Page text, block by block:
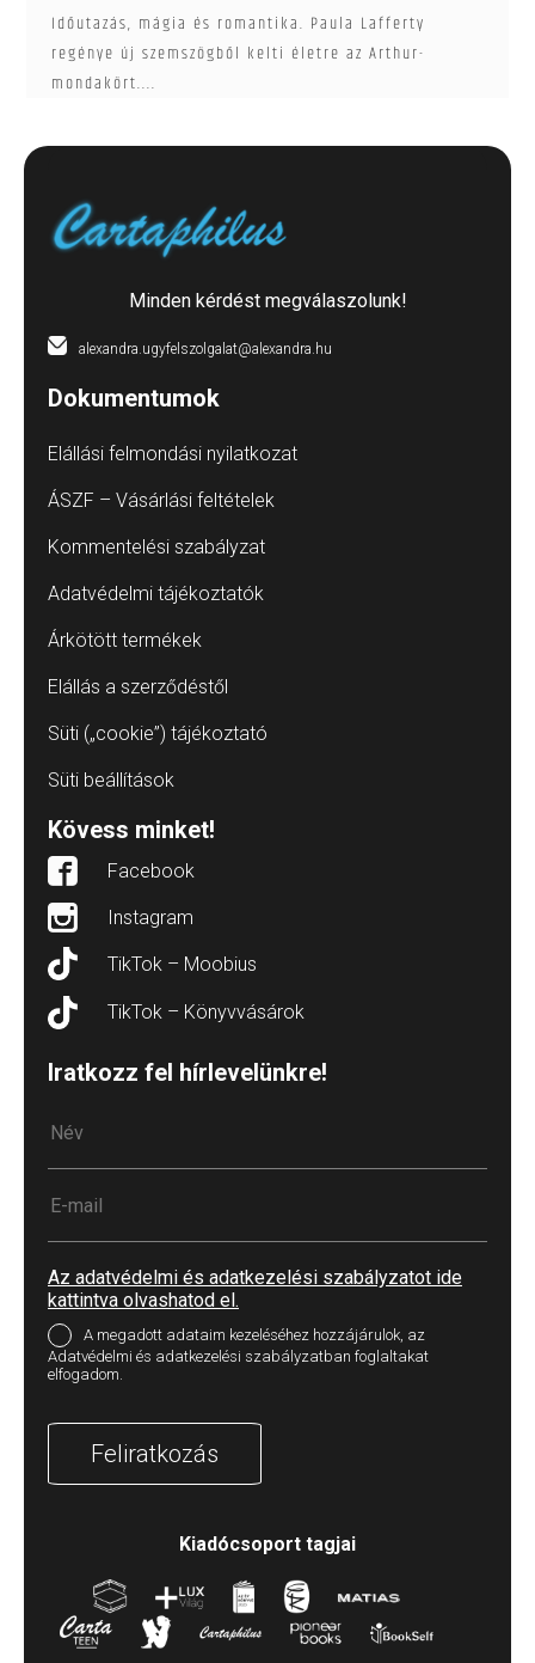
Időutazás, mágia és romantika. Paula Lafferty
regénye új szemszögből kelti életre az Arthur-
mondakört....
Minden kérdést megválaszolunk!
alexandra.ugyfelszolgalat@alexandra.hu
Dokumentumok
Elállási felmondási nyilatkozat
ÁSZF – Vásárlási feltételek
Kommentelési szabályzat
Adatvédelmi tájékoztatók
Árkötött termékek
Elállás a szerződéstől
Süti („cookie”) tájékoztató
Süti beállítások
Kövess minket!
Facebook
Instagram
TikTok – Moobius
TikTok – Könyvvásárok
Iratkozz fel hírlevelünkre!
Az adatvédelmi és adatkezelési szabályzatot ide
kattintva olvashatod el.
A megadott adataim kezeléséhez hozzájárulok, az
Adatvédelmi és adatkezelési szabályzatban foglaltakat
elfogadom.
Feliratkozás
Kiadócsoport tagjai